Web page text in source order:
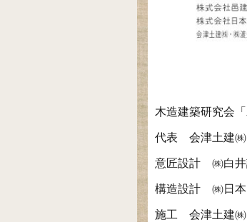
木造建築研究会「
代表 会津土建㈱
意匠設計 ㈱白井
構造設計 ㈱日本
施工 会津土建㈱